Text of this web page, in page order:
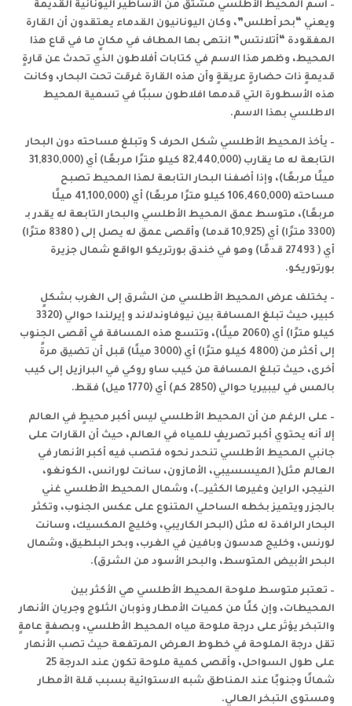
– اسم المحيط الأطلسي مشتق من الأساطير اليونانية القديمة
ويعني “بحر أطلس”، وكان اليونانيون القدماء يعتقدون أن القارة
المفقودة “أتلانتس” انتهى بها المطاف في مكانٍ ما في قاع هذا
المحيط، وظهر هذا الاسم في كتابات أفلاطون الذي تحدث عن قارةٍ
قديمةٍ ذات حضارةٍ عريقةٍ وأن هذه القارة غرقت تحت البحار، وكانت
هذه الأسطورة التي قدمها افلاطون سببًا في تسمية المحيط
الاطلسي بهذا الاسم.
– يأخذ المحيط الأطلسي شكل الحرف
وتبلغ مساحته دون البحار
التابعة له ما يقارب (82,440,000 كيلو مترًا مربعًا) أي (31,830,000
ميلًا مربعًا)، وإذا أضفنا البحار التابعة لهذا المحيط تصبح
مساحته (106,460,000 كيلو مترًا مربعًا) أي (41,100,000 ميلًا
مربعًا)، متوسط عمق المحيط الأطلسي والبحار التابعة له يقدر بـ
(3300 مترًا) أي (10,925 قدما) وأقصى عمق له يصل إلى ( 8380 مترًا)
أي ( 27493 قدمًا) وهو في خندق بورتريكو الواقع شمال جزيرة
بورتوريكو.
– يختلف عرض المحيط الأطلسي من الشرق إلى الغرب بشكلٍ
كبير، حيث تبلغ المسافة بين نيوفاوندلاند و إيرلندا حوالي (3320
كيلو مترًا) أي (2060 ميلًا)، وتتسع هذه المسافة في أقصى الجنوب
إلى أكثر من (4800 كيلو مترًا) أي (3000 ميلًا) قبل أن تضيق مرةً
أخرى، حيث تبلغ المسافة من كيب ساو روكي في البرازيل إلى كيب
بالمس في ليبيريا حوالي (2850 كم) أي (1770 ميل) فقط
.
– على الرغم من أن المحيط الأطلسي ليس أكبر محيطٍ في العالم
إلا أنه يحتوي أكبر تصريفٍ للمياه في العالم، حيث أن القارات على
جانبي المحيط الأطلسي تنحدر نحوه فتصب فيه أكبر الأنهار في
العالم مثل( الميسسيبي، الأمازون، سانت لورانس، الكونغو،
النيجر، الراين وغيرها الكثير…)، وشمال المحيط الأطلسي غني
بالجزر ويتميز بخطه الساحلي المتنوع على عكس الجنوب، وتكثر
البحار الرافدة له مثل (البحر الكاريبي، وخليج المكسيك، وسانت
لورنس، وخليج هدسون وبافين في الغرب، وبحر البلطيق، وشمال
البحر الأبيض المتوسط، والبحر الأسود من الشرق).
– تعتبر متوسط ملوحة المحيط الأطلسي هي الأكثر بين
المحيطات، وإن كلًا من كميات الأمطار وذوبان الثلوج وجريان الأنهار
والتبخر يؤثر على درجة ملوحة مياه المحيط الأطلسي، وبصفةٍ عامةٍ
تقل درجة الملوحة في خطوط العرض المرتفعة حيث تصب الأنهار
على طول السواحل، وأقصى كمية ملوحة تكون عند الدرجة 25
شمالًا وجنوبًا عند المناطق شبه الاستوائية بسبب قلة الأمطار
ومستوى التبخر العالي.